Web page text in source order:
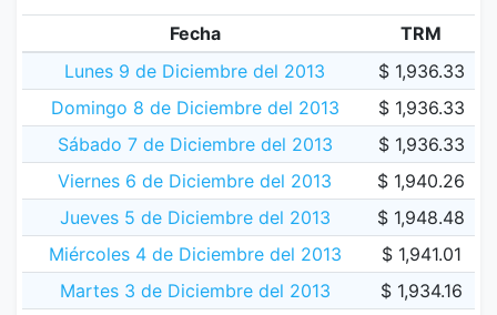
Fecha
TRM
Lunes 9 de Diciembre del 2013
$ 1,936.33
Domingo 8 de Diciembre del 2013
$ 1,936.33
Sábado 7 de Diciembre del 2013
$ 1,936.33
Viernes 6 de Diciembre del 2013
$ 1,940.26
Jueves 5 de Diciembre del 2013
$ 1,948.48
Miércoles 4 de Diciembre del 2013
$ 1,941.01
Martes 3 de Diciembre del 2013
$ 1,934.16